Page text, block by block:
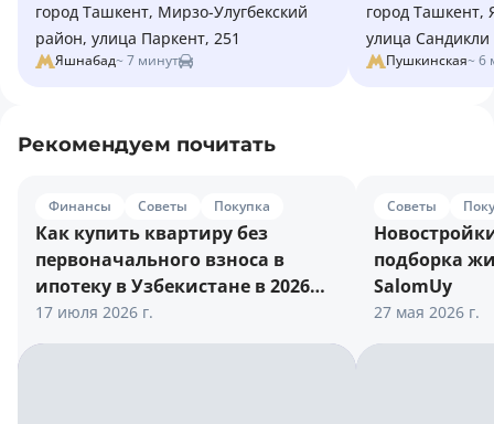
город Ташкент, Мирзо-Улугбекский
район, улица Паркент, 251
Яшнабад~ 7 минут
город Ташкент,
улица Сандикли
Пушкинская~ 6
Рекомендуем почитать
Финансы Советы Покупка
Как купить квартиру без
первоначального взноса в
ипотеку в Узбекистане в 2026
году
17 июля 2026 г.
Советы
подборка
SalomUy
27 мая 2026 г.